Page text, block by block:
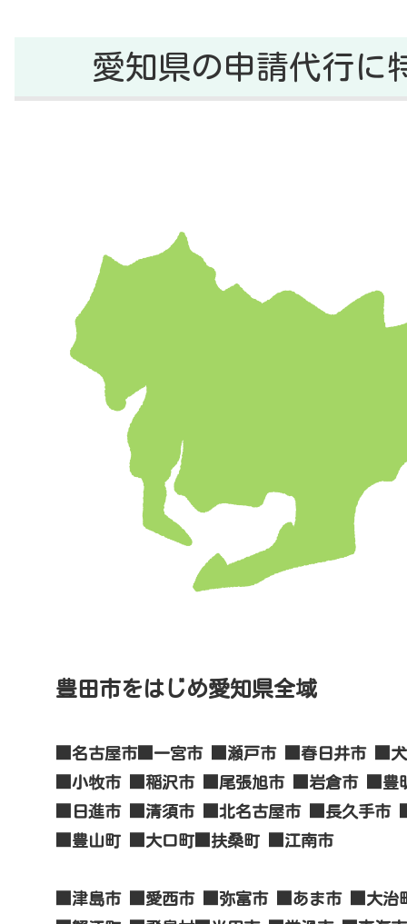
愛知県の申請代行に
豊田市をはじめ愛知県全域
■名古屋市■一宮市 ■瀬戸市 ■春日井市 ■犬
■小牧市 ■稲沢市 ■尾張旭市 ■岩倉市 ■豊
■日進市 ■清須市 ■北名古屋市 ■長久手市
■豊山町 ■大口町■扶桑町 ■江南市
■津島市 ■愛西市 ■弥富市 ■あま市 ■大治